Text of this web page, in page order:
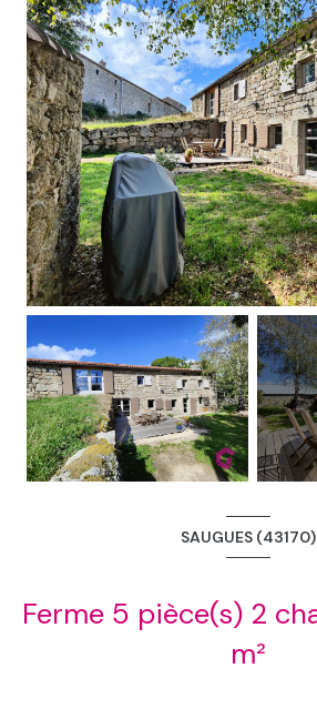
SAUGUES (43170)
Ferme 5 pièce(s) 2 chambre(s) 137
m²